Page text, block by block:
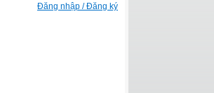
Đăng nhập / Đăng ký